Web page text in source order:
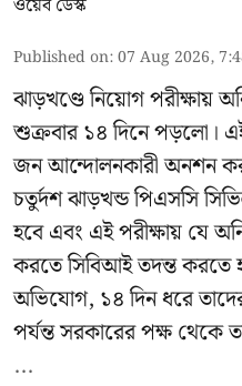
ওয়েব ডেস্ক
Published on:07 Aug 2026,
ঝাড়খণ্ডে নিয়োগ পরীক্ষায়
শুক্রবার ১৪ দিনে পড়লো।
জন আন্দোলনকারী অনশন
চতুর্দশ ঝাড়খন্ড পিএসসি
হবে এবং এই পরীক্ষায় যে
করতে সিবিআই তদন্ত করতে
অভিযোগ, ১৪ দিন ধরে
পর্যন্ত সরকারের পক্ষ থেকে
...